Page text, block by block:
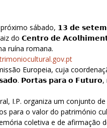
próximo sábado, 𝟭𝟯 𝗱𝗲
do 𝗖𝗲𝗻𝘁𝗿𝗼 𝗱𝗲
ruína romana.
Europeia, cuja
𝗣𝗼𝗿𝘁𝗮𝘀 𝗽𝗮𝗿𝗮 𝗼 𝗙𝘂𝘁𝘂𝗿𝗼,
I.P. organiza um conjunto
para o valor do património
coletiva e de afirmação